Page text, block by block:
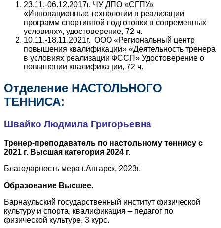
23.11.-06.12.2017г, ЧУ ДПО «СГПУ»
«Инновационные технологии в реализации
программ спортивной подготовки в современных
условиях», удостоверение, 72 ч.
10.11.-18.11.2021г. ООО «Региональный центр
повышения квалификации» «Деятельность тренера
в условиях реализации ФССП» Удостоверение о
повышении квалификации, 72 ч.
Отделение НАСТОЛЬНОГО
ТЕННИСА:
Швайко Людмила Григорьевна
Тренер-преподаватель по настольному теннису с
2021 г. Высшая категория 2024 г.
Благодарность мера г.Ангарск, 2023г.
Образование Высшее.
Барнаульский государственный институт физической
культуру и спорта, квалификация – педагог по
физической культуре, 3 курс.